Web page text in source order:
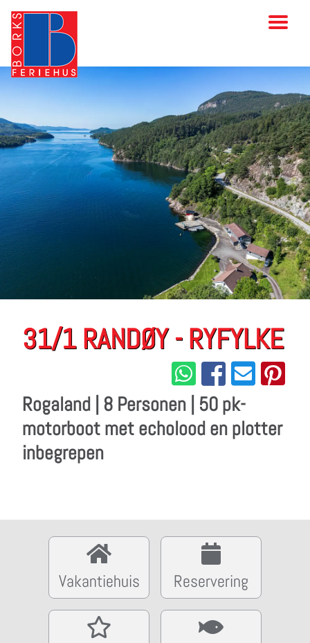
31/1 RANDØY - RYFYLKE
Rogaland | 8 Personen | 50 pk-
motorboot met echolood en plotter
inbegrepen
Vakantiehuis Reservering